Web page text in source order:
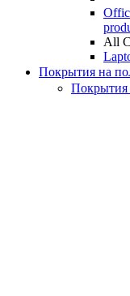
All
Покрытия на
Покрытия